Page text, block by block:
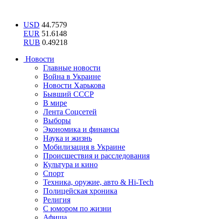
USD 44.7579
EUR 51.6148
RUB 0.49218
Новости
Главные новости
Война в Украине
Новости Харькова
Бывший СССР
В мире
Лента Соцсетей
Выборы
Экономика и финансы
Наука и жизнь
Мобилизация в Украине
Происшествия и расследования
Культура и кино
Спорт
Техника, оружие, авто & Hi-Tech
Полицейская хроника
Религия
С юмором по жизни
Афиша